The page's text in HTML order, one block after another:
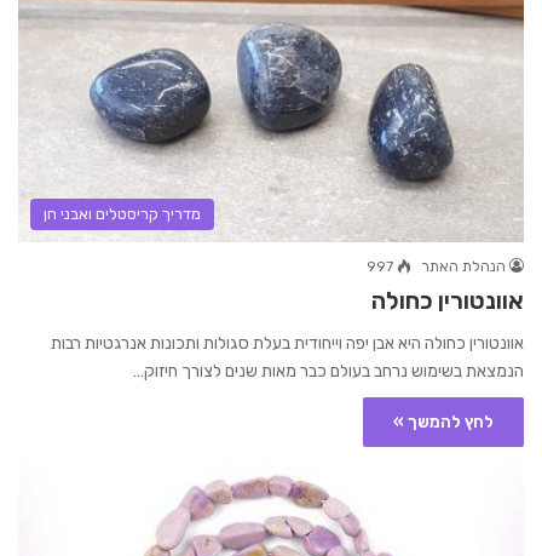
מדריך קריסטלים ואבני חן
הנהלת האתר 997
אוונטורין כחולה
אוונטורין כחולה היא אבן יפה וייחודית בעלת סגולות ותכונות אנרגטיות רבות
הנמצאת בשימוש נרחב בעולם כבר מאות שנים לצורך חיזוק…
לחץ להמשך »